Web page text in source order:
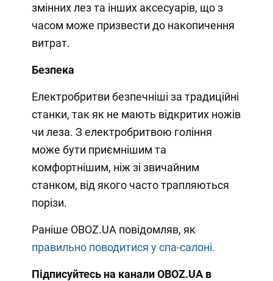
змінних лез та інших аксесуарів, що з
часом може призвести до накопичення
витрат.
Безпека
Електробритви безпечніші за традиційні
станки, так як не мають відкритих ножів
чи леза. З електробритвою гоління
може бути приємнішим та
комфортнішим, ніж зі звичайним
станком, від якого часто трапляються
порізи.
Раніше OBOZ.UA повідомляв, як
правильно поводитися у спа-салоні.
Підписуйтесь на канали OBOZ.UA в